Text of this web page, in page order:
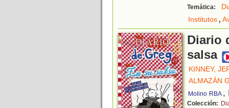
Temática:
Institutos,
Diario
salsa
KINNEY,
ALMAZÁN
Molino RBA ,
Colección: